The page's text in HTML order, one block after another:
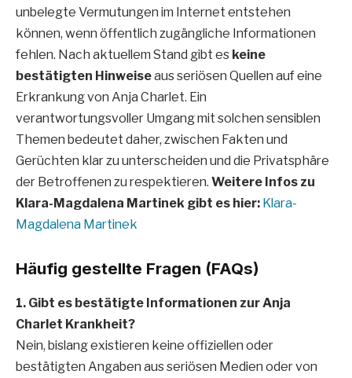
unbelegte Vermutungen im Internet entstehen
können, wenn öffentlich zugängliche Informationen
fehlen. Nach aktuellem Stand gibt es keine
bestätigten Hinweiseaus seriösen Quellen auf eine
Erkrankung von Anja Charlet. Ein
verantwortungsvoller Umgang mit solchen sensiblen
Themen bedeutet daher, zwischen Fakten und
Gerüchten klar zu unterscheiden und die Privatsphäre
der Betroffenen zu respektieren. Weitere Infos zu
Klara-Magdalena Martinek gibt es hier: Klara-
Magdalena Martinek
Häufig gestellte Fragen (FAQs)
1. Gibt es bestätigte Informationen zur Anja
Charlet Krankheit?
Nein, bislang existieren keine offiziellen oder
bestätigten Angaben aus seriösen Medien oder von